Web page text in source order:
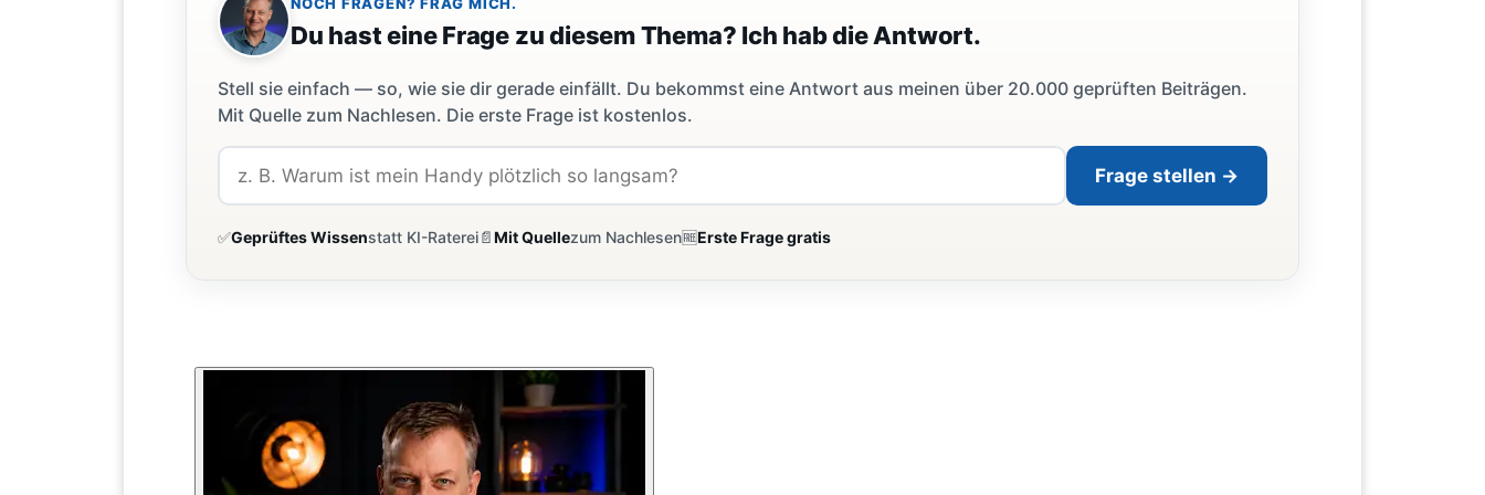
NOCH FRAGEN? FRAG MICH.
Du hast eine Frage zu diesem Thema? Ich hab die Antwort.
Stell sie einfach — so, wie sie dir gerade einfällt. Du bekommst eine Antwort aus meinen über 20.000 geprüften Beiträgen.
Mit Quelle zum Nachlesen. Die erste Frage ist kostenlos.
Frage stellen →
✅Geprüftes Wissenstatt KI-Raterei📄Mit Quellezum Nachlesen🆓Erste Frage gratis